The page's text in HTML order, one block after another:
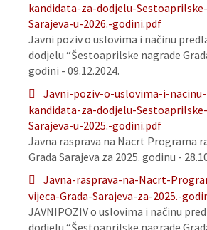
kandidata-za-dodjelu-
Sarajeva-u-2026.-godini.pdf
Javni poziv o uslovima i načinu
dodjelu “Šestoaprilske nagrade
godini - 09.12.2024.
Javni-poziv-o-uslovima-i-
kandidata-za-dodjelu-
Sarajeva-u-2025.-godini.pdf
Javna rasprava na Nacrt Programa
Grada Sarajeva za 2025. godinu -
Javna-rasprava-na-Nacrt-
vijeca-Grada-Sarajeva-za-2025.-
JAVNIPOZIV o uslovima i načinu